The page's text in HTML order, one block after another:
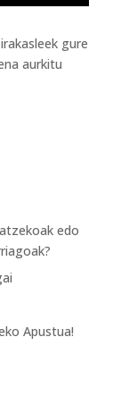
gure
aurkitu
edo
Apustua!